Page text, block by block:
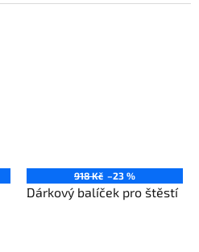
918 Kč –23 %
Dárkový balíček pro štěstí